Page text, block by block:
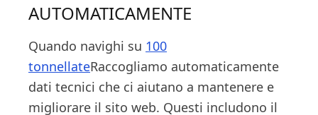
AUTOMATICAMENTE
Quando navighi su 100
tonnellateRaccogliamo automaticamente
dati tecnici che ci aiutano a mantenere e
migliorare il sito web. Questi includono il